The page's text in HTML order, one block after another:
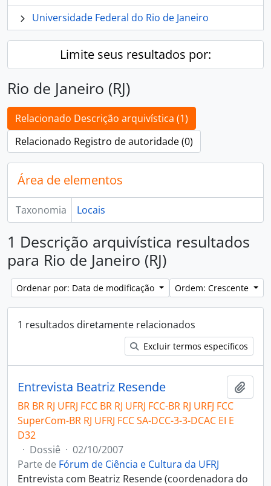
Universidade Federal do Rio de Janeiro
Limite seus resultados por:
Rio de Janeiro (RJ)
Relacionado Descrição arquivística (1)
Relacionado Registro de autoridade (0)
Área de elementos
Taxonomia Locais
1 Descrição arquivística resultados
para Rio de Janeiro (RJ)
Ordenar por: Data de modificação Ordem: Crescente
1 resultados diretamente relacionados
Excluir termos específicos
Entrevista Beatriz Resende
BR BR RJ UFRJ FCC BR RJ UFRJ FCC-BR RJ URFJ FCC
SuperCom-BR RJ UFRJ FCC SA-DCC-3-3-DCAC EI E
D32
· Dossiê · 02/10/2007
Parte de Fórum de Ciência e Cultura da UFRJ
Entrevista com Beatriz Resende (coordenadora do